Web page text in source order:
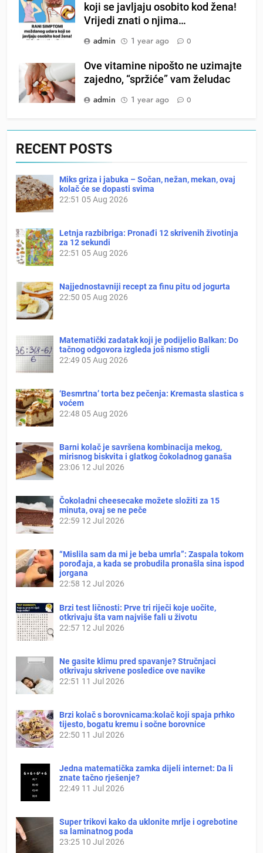
koji se javljaju osobito kod žena!
Vrijedi znati o njima…
admin
1 year ago 0
Ove vitamine nipošto ne uzimajte
zajedno, “spržiće” vam želudac
admin
1 year ago 0
RECENT POSTS
Miks griza i jabuka – Sočan, nežan, mekan, ovaj
kolač će se dopasti svima
22:51 05 Aug 2026
Letnja razbibriga: Pronađi 12 skrivenih životinja
za 12 sekundi
22:51 05 Aug 2026
Najjednostavniji recept za finu pitu od jogurta
22:50 05 Aug 2026
Matematički zadatak koji je podijelio Balkan: Do
tačnog odgovora izgleda još nismo stigli
22:49 05 Aug 2026
‘Besmrtna’ torta bez pečenja: Kremasta slastica s
voćem
22:48 05 Aug 2026
Barni kolač je savršena kombinacija mekog,
mirisnog biskvita i glatkog čokoladnog ganaša
23:06 12 Jul 2026
Čokoladni cheesecake možete složiti za 15
minuta, ovaj se ne peče
22:59 12 Jul 2026
“Mislila sam da mi je beba umrla”: Zaspala tokom
porođaja, a kada se probudila pronašla sina ispod
jorgana
22:58 12 Jul 2026
Brzi test ličnosti: Prve tri riječi koje uočite,
otkrivaju šta vam najviše fali u životu
22:57 12 Jul 2026
Ne gasite klimu pred spavanje? Stručnjaci
otkrivaju skrivene posledice ove navike
22:51 11 Jul 2026
Brzi kolač s borovnicama:kolač koji spaja prhko
tijesto, bogatu kremu i sočne borovnice
22:50 11 Jul 2026
Jedna matematička zamka dijeli internet: Da li
znate tačno rješenje?
22:49 11 Jul 2026
Super trikovi kako da uklonite mrlje i ogrebotine
sa laminatnog poda
23:25 10 Jul 2026